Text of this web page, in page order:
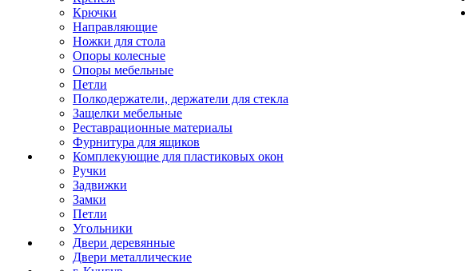
Крючки
Направляющие
Ножки для стола
Опоры колесные
Опоры мебельные
Петли
Полкодержатели, держатели для стекла
Защелки мебельные
Реставрационные материалы
Фурнитура для ящиков
Комплекующие для пластиковых окон
Ручки
Задвижки
Замки
Петли
Угольники
Двери деревянные
Двери металлические